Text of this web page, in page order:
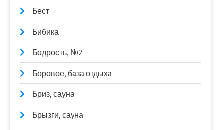
Бест
Бибика
Бодрость, №2
Боровое, база отдыха
Бриз, сауна
Брызги, сауна